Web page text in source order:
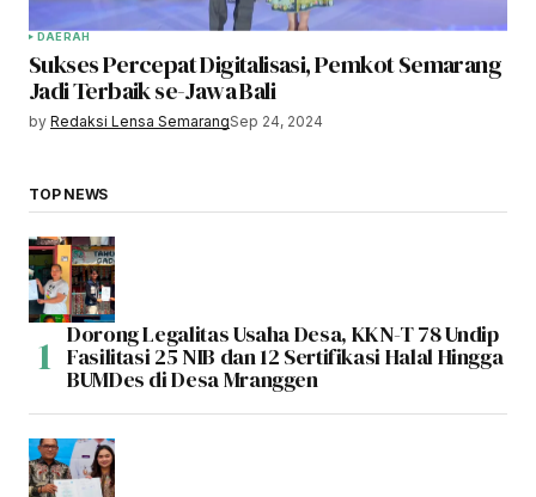
DAERAH
Sukses Percepat Digitalisasi, Pemkot Semarang
Jadi Terbaik se-Jawa Bali
by Redaksi Lensa SemarangSep 24, 2024
TOP NEWS
Dorong Legalitas Usaha Desa, KKN-T 78 Undip
Fasilitasi 25 NIB dan 12 Sertifikasi Halal Hingga
BUMDes di Desa Mranggen